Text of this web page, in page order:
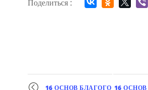
Поделиться :
Мероприятие
16 ОСНОВ БЛАГОГО 16